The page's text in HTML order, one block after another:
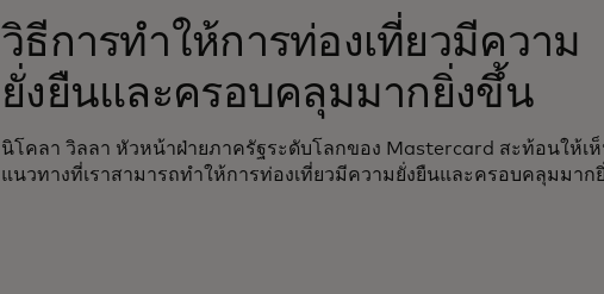
วิธีการทำให้การท่องเที่ยวมีความ
ยั่งยืนและครอบคลุมมากยิ่งขึ้น
นิโคลา วิลลา หัวหน้าฝ่ายภาครัฐระดับโลกของ Mastercard สะท้อนให้เห็
แนวทางที่เราสามารถทำให้การท่องเที่ยวมีความยั่งยืนและครอบคลุมมาก
opens in a new tab